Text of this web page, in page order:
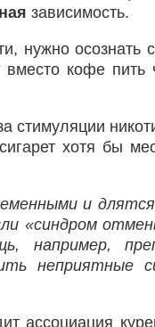
зависимость.
нужно осознать
кофе пить
стимуляции
хотя бы
и длятся
«синдром
например,
неприятные
ассоциация